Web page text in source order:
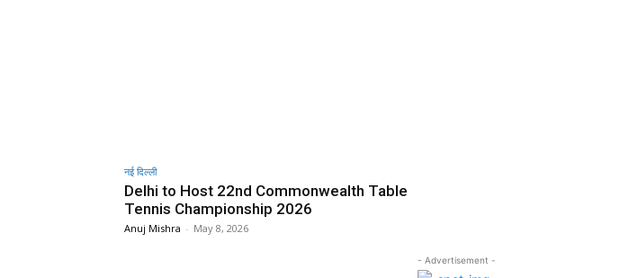
नई दिल्ली
Delhi to Host 22nd Commonwealth Table
Tennis Championship 2026
Anuj Mishra - May 8, 2026
- Advertisement -